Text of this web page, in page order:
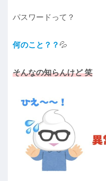
パスワードって？
何のこと？？ 💦
そんなの知らんけど 笑